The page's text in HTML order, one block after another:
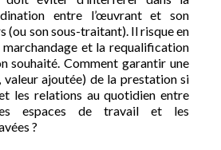
entre l’œuvrant et son
(ou son sous-traitant). Il risque en
et la requalification
souhaité. Comment garantir une
valeur ajoutée) de la prestation si
les relations au quotidien entre
espaces de travail et les
?